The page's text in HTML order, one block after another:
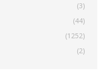
(3)
(44)
(1252)
(2)